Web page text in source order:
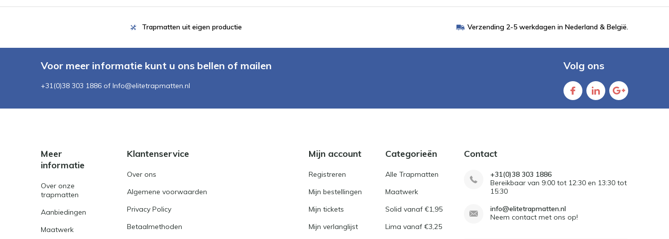
Trapmatten uit eigen productie Verzending 2-5 werkdagen in Nederland & België.
Voor meer informatie kunt u ons bellen of mailen
+31(0)38 303 1886 of Info@elitetrapmatten.nl
Volg ons
Meer
informatie
Over onze
trapmatten
Aanbiedingen
Maatwerk
Klantenservice
Over ons
Algemene voorwaarden
Privacy Policy
Betaalmethoden
Mijn account
Registreren
Mijn bestellingen
Mijn tickets
Mijn verlanglijst
Categorieën
Alle Trapmatten
Maatwerk
Solid vanaf €1,95
Lima vanaf €3,25
Contact
+31(0)38 303 1886
Bereikbaar van 9:00 tot 12:30 en 13:30 tot
15:30
info@elitetrapmatten.nl
Neem contact met ons op!